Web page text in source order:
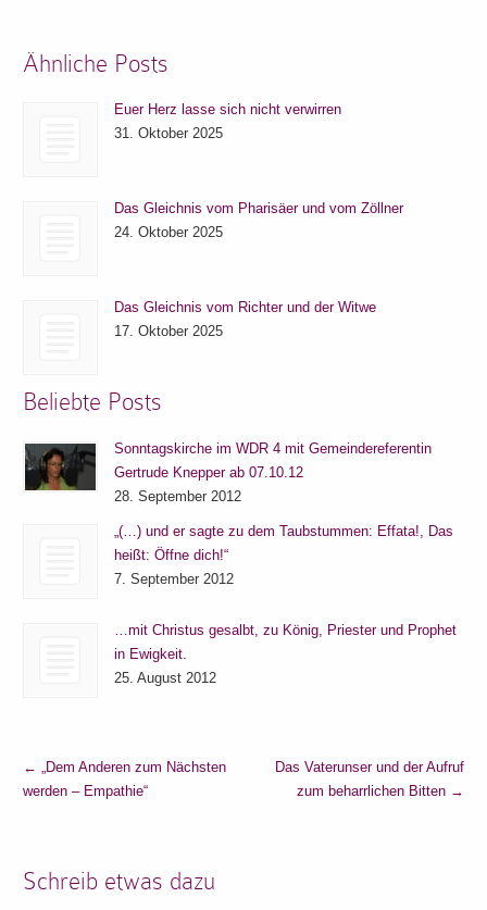
Ähnliche Posts
Euer Herz lasse sich nicht verwirren
31. Oktober 2025
Das Gleichnis vom Pharisäer und vom Zöllner
24. Oktober 2025
Das Gleichnis vom Richter und der Witwe
17. Oktober 2025
Beliebte Posts
Sonntagskirche im WDR 4 mit Gemeindereferentin
Gertrude Knepper ab 07.10.12
28. September 2012
„(…) und er sagte zu dem Taubstummen: Effata!, Das
heißt: Öffne dich!“
7. September 2012
…mit Christus gesalbt, zu König, Priester und Prophet
in Ewigkeit.
25. August 2012
←
„Dem Anderen zum Nächsten
werden – Empathie“
Das Vaterunser und der Aufruf
zum beharrlichen Bitten →
Schreib etwas dazu